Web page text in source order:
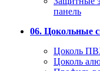
панель
06. Цокольные
Цоколь
Цоколь